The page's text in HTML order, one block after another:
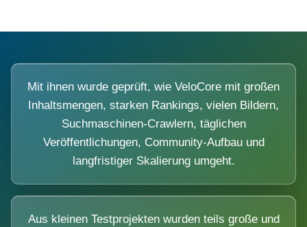
Mit ihnen wurde geprüft, wie VeloCore mit großen
Inhaltsmengen, starken Rankings, vielen Bildern,
Suchmaschinen-Crawlern, täglichen
Veröffentlichungen, Community-Aufbau und
langfristiger Skalierung umgeht.
Aus kleinen Testprojekten wurden teils große und